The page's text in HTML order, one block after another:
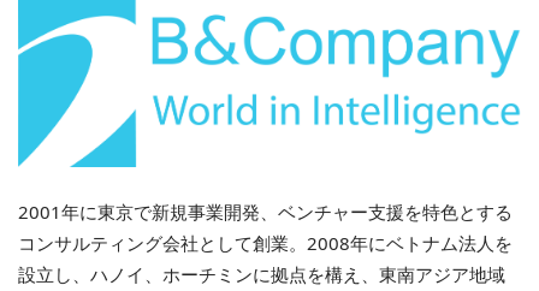
2001年に東京で新規事業開発、ベンチャー支援を特色とする
コンサルティング会社として創業。2008年にベトナム法人を
設立し、ハノイ、ホーチミンに拠点を構え、東南アジア地域